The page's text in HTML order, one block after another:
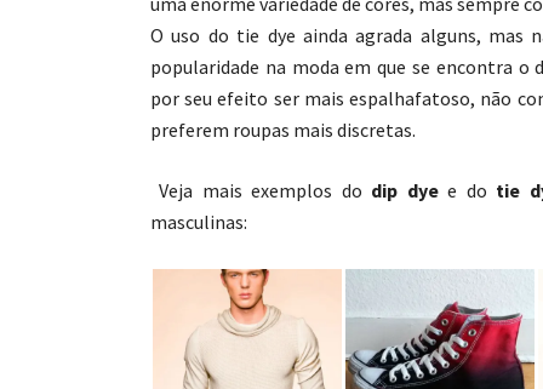
O uso do tie dye ainda agrada alguns, mas
popularidade na moda em que se encontra o
por seu efeito ser mais espalhafatoso, não
preferem roupas mais discretas.
Veja mais exemplos do dip dyee do tie
masculinas: